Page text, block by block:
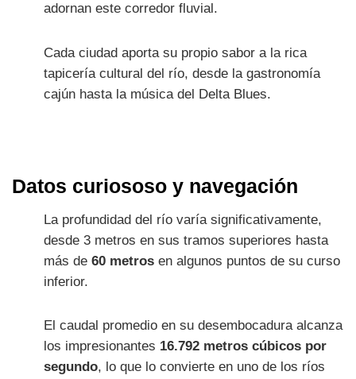
adornan este corredor fluvial.
Cada ciudad aporta su propio sabor a la rica
tapicería cultural del río, desde la gastronomía
cajún hasta la música del Delta Blues.
Datos curiososo y navegación
La profundidad del río varía significativamente,
desde 3 metros en sus tramos superiores hasta
más de 60 metros en algunos puntos de su curso
inferior.
El caudal promedio en su desembocadura alcanza
los impresionantes 16.792 metros cúbicos por
segundo, lo que lo convierte en uno de los ríos